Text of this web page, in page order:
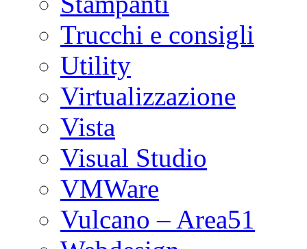
Trucchi e consigli
Utility
Virtualizzazione
Vista
Visual Studio
VMWare
Vulcano – Area51